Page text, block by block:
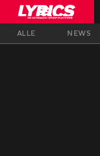
ALLE NEWS